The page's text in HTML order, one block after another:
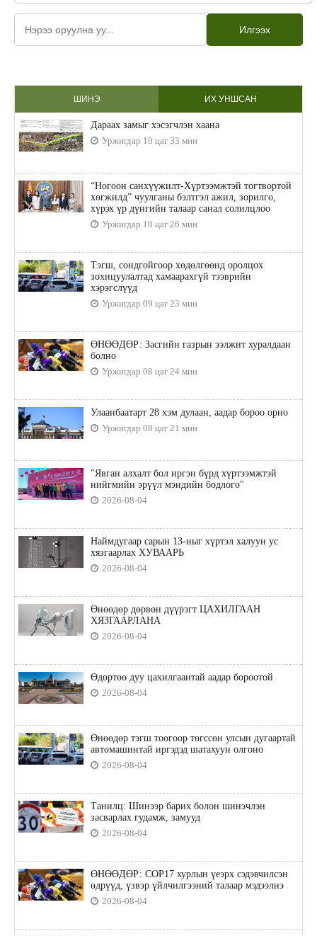
Илгээх
ШИНЭ ИХ УНШСАН
Дараах замыг хэсэгчлэн хаана
Уржигдар 10 цаг 33 мин
“Ногоон санхүүжилт-Хүртээмжтэй тогтвортой
хөгжилд” чуулганы бэлтгэл ажил, зорилго,
хүрэх үр дүнгийн талаар санал солилцлоо
Уржигдар 10 цаг 26 мин
Тэгш, сондгойгоор хөдөлгөөнд оролцох
зохицуулалтад хамаарахгүй тээврийн
хэрэгслүүд
Уржигдар 09 цаг 23 мин
ӨНӨӨДӨР: Засгийн газрын ээлжит хуралдаан
болно
Уржигдар 08 цаг 24 мин
Улаанбаатарт 28 хэм дулаан, аадар бороо орно
Уржигдар 08 цаг 21 мин
"Явган алхалт бол иргэн бүрд хүртээмжтэй
нийгмийн эрүүл мэндийн бодлого"
2026-08-04
Наймдугаар сарын 13-ныг хүртэл халуун ус
хязгаарлах ХУВААРЬ
2026-08-04
Өнөөдөр дөрвөн дүүрэгт ЦАХИЛГААН
ХЯЗГААРЛАНА
2026-08-04
Өдөртөө дуу цахилгаантай аадар бороотой
2026-08-04
Өнөөдөр тэгш тоогоор төгссөн улсын дугаартай
автомашинтай иргэдэд шатахуун олгоно
2026-08-04
Танилц: Шинээр барих болон шинэчлэн
засварлах гудамж, замууд
2026-08-04
ӨНӨӨДӨР: COP17 хурлын үеэрх сэдэвчилсэн
өдрүүд, үзвэр үйлчилгээний талаар мэдээлнэ
2026-08-04